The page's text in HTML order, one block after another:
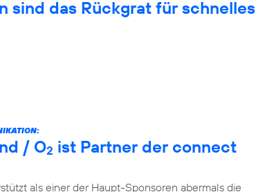
sind das Rückgrat für schnelles
/ O2 ist Partner der connect
als einer der Haupt-Sponsoren abermals die